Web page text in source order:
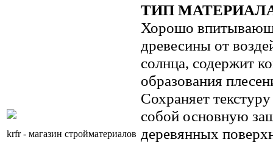
krfr - магазин стройматериалов
ТИП
Хорошо
древесины от
солнца, содержит
образования
Сохраняет
собой основную
деревянных